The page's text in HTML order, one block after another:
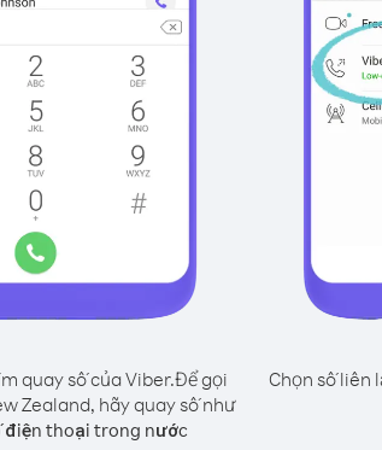
quay số của Viber.Để gọi
Zealand, hãy quay số như
điện thoại trong nước
Chọn số liên